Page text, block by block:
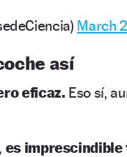
March
así
eficaz. Eso sí,
es imprescindible